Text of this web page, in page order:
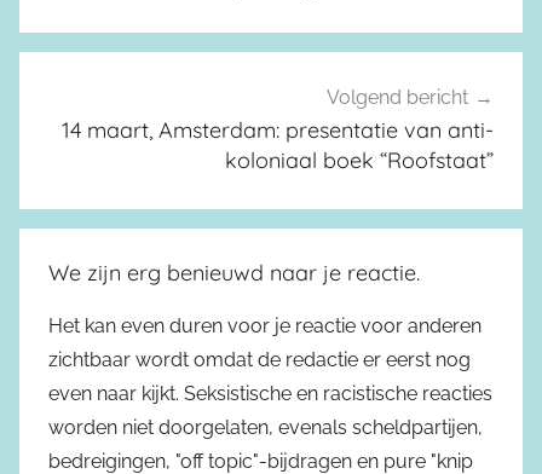
Volgend bericht
14 maart, Amsterdam: presentatie van anti-
koloniaal boek “Roofstaat”
We zijn erg benieuwd naar je reactie.
Het kan even duren voor je reactie voor anderen
zichtbaar wordt omdat de redactie er eerst nog
even naar kijkt. Seksistische en racistische reacties
worden niet doorgelaten, evenals scheldpartijen,
bedreigingen, "off topic"-bijdragen en pure "knip